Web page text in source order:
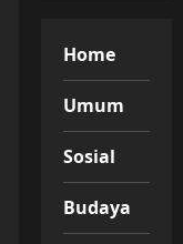
Home
Umum
Sosial
Budaya